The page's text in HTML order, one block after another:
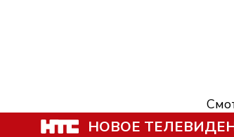
НОВОЕ